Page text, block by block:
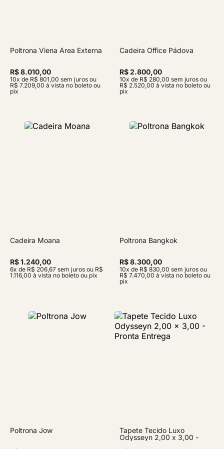
Poltrona Viena Área Externa
R$ 8.010,00
10x de R$ 801,00 sem juros ou
R$ 7.209,00 à vista no boleto ou
pix
Cadeira Office Pádova
R$ 2.800,00
10x de R$ 280,00 sem juros ou
R$ 2.520,00 à vista no boleto ou
pix
Cadeira Moana
R$ 1.240,00
6x de R$ 206,67 sem juros ou R$
1.116,00 à vista no boleto ou pix
Poltrona Bangkok
R$ 8.300,00
10x de R$ 830,00 sem juros ou
R$ 7.470,00 à vista no boleto ou
pix
Poltrona Jow
Tapete Tecido Luxo
Odysseyn 2,00 x 3,00 -